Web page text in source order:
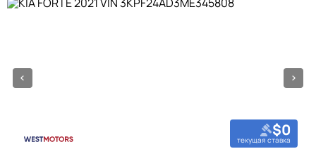
$0
текущая ставка